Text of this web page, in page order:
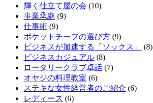
輝く仕立て屋の会 (10)
事業承継 (9)
仕事術 (9)
ポケットチーフの選び方 (9)
ビジネスが加速する「ソックス」
(8)
ビジネスカジュアル (8)
ロータリークラブ卓話 (7)
オヤジの料理教室 (6)
ステキな女性経営者のご紹介 (6)
レディース (6)